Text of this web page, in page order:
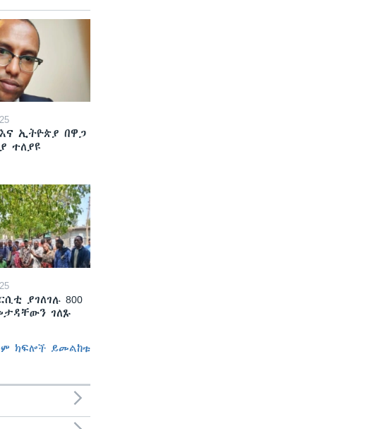
ኢትዮጵያ በዋጋ
ተለያዩ
ያገለገሉ 800
ገለጹ
ክፍሎች ይመልከቱ